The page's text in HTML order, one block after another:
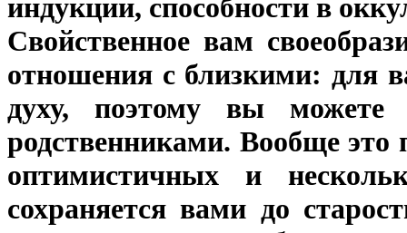
индукции, способности в
Свойственное вам
отношения с близкими: для
духу, поэтому вы можете
родственниками. Вообще
оптимистичных и
сохраняется вами до